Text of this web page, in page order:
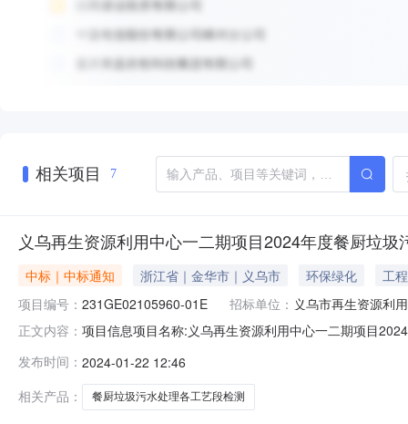
相关项目 7
义乌再生资源利用中心一二期项目2024年度餐厨垃
中标｜中标通知 浙江省｜金华市｜义乌市 环保绿化
工程
项目编号： 231GE02105960-01E 招标单位： 义乌市再生资源利
正文内容： 项目信息项目名称:义乌再生资源利用中心一二期项目
目2024年度餐厨垃圾污水处理各工艺段检测特殊事项说
发布时间： 2024-01-22 12:46
相关产品：
餐厨垃圾污水处理各工艺段检测